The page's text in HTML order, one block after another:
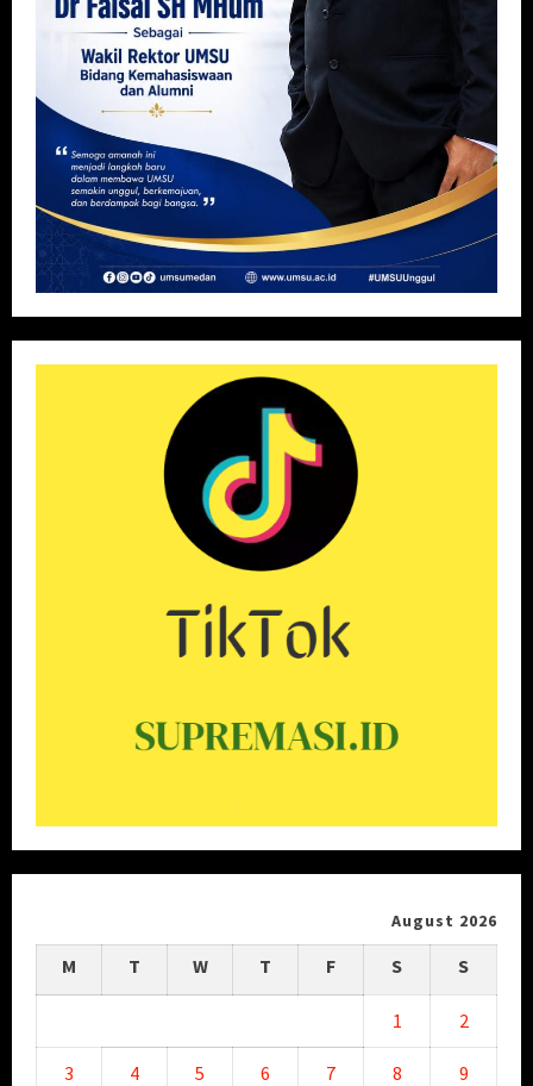
August 2026
M T W T F S S
1 2
3 4 5 6 7 8 9